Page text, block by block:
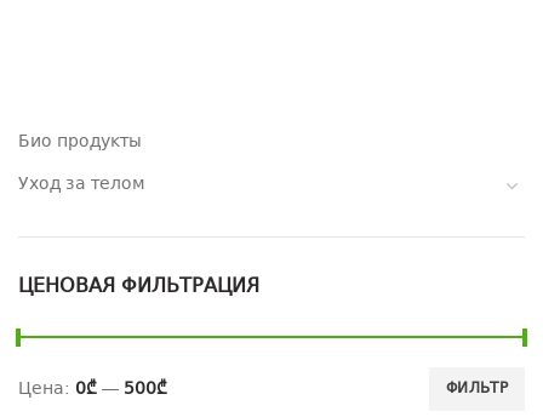
Био продукты
Уход за телом
ЦЕНОВАЯ ФИЛЬТРАЦИЯ
ФИЛЬТР
Цена: 0₾— 500₾